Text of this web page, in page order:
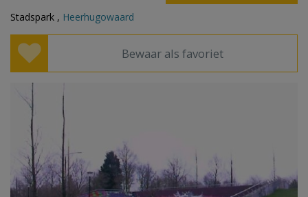
Stadspark , Heerhugowaard
Bewaar als favoriet